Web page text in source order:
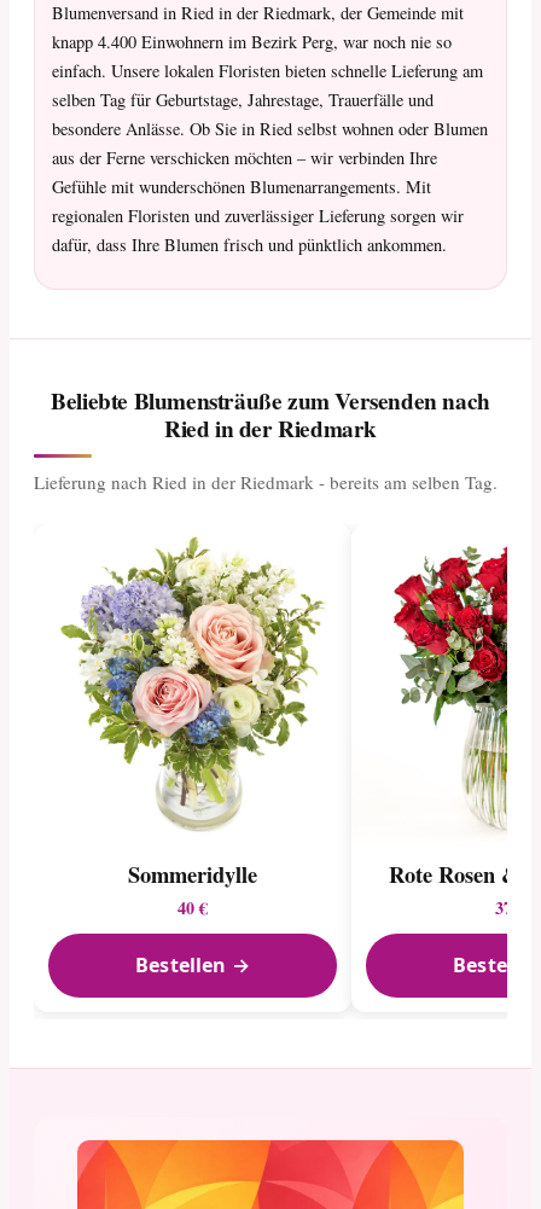
Blumenversand in Ried in der Riedmark, der Gemeinde mit
knapp 4.400 Einwohnern im Bezirk Perg, war noch nie so
einfach. Unsere lokalen Floristen bieten schnelle Lieferung am
selben Tag für Geburtstage, Jahrestage, Trauerfälle und
besondere Anlässe. Ob Sie in Ried selbst wohnen oder Blumen
aus der Ferne verschicken möchten – wir verbinden Ihre
Gefühle mit wunderschönen Blumenarrangements. Mit
regionalen Floristen und zuverlässiger Lieferung sorgen wir
dafür, dass Ihre Blumen frisch und pünktlich ankommen.
Beliebte Blumensträuße zum Versenden nach
Ried in der Riedmark
Lieferung nach Ried in der Riedmark - bereits am selben Tag.
Sommeridylle
40 €
Bestellen →
Rote Rosen &
37 €